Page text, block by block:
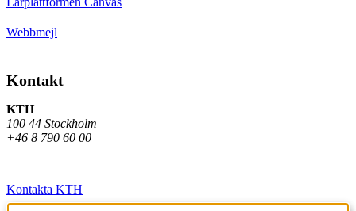
Webbmejl
Kontakt
KTH
100 44 Stockholm
+46 8 790 60 00
Kontakta KTH